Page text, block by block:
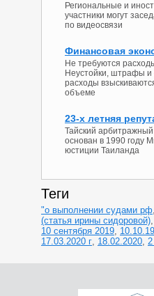
Региональные и
участники могут
по видеосвязи
Финансовая
Не требуются
Неустойки, штрафы и
расходы
объеме
23-х летняя
Тайский арбитражный
основан в 1990 году
юстиции Таиланда
Теги
"о выполнении судами рф,
(статья ирины сидоровой),
10 сентября 2019, 10.10.19
17.03.2020 г, 18.02.2020,